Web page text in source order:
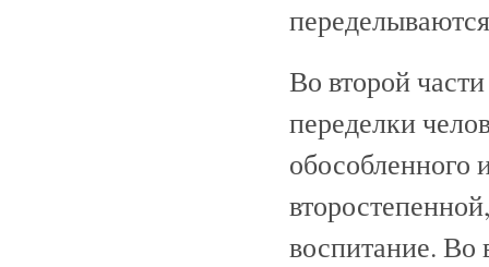
Во второй
переделки
обособленного
воспитание. Во